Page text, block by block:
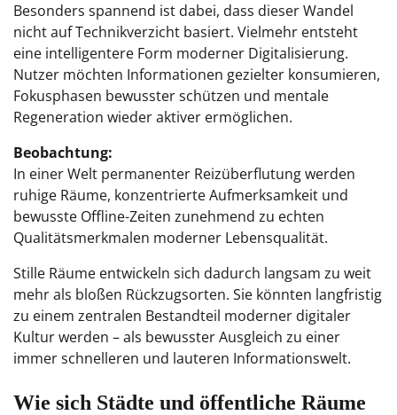
Besonders spannend ist dabei, dass dieser Wandel
nicht auf Technikverzicht basiert. Vielmehr entsteht
eine intelligentere Form moderner Digitalisierung.
Nutzer möchten Informationen gezielter konsumieren,
Fokusphasen bewusster schützen und mentale
Regeneration wieder aktiver ermöglichen.
Beobachtung:
In einer Welt permanenter Reizüberflutung werden
ruhige Räume, konzentrierte Aufmerksamkeit und
bewusste Offline-Zeiten zunehmend zu echten
Qualitätsmerkmalen moderner Lebensqualität.
Stille Räume entwickeln sich dadurch langsam zu weit
mehr als bloßen Rückzugsorten. Sie könnten langfristig
zu einem zentralen Bestandteil moderner digitaler
Kultur werden – als bewusster Ausgleich zu einer
immer schnelleren und lauteren Informationswelt.
Wie sich Städte und öffentliche Räume